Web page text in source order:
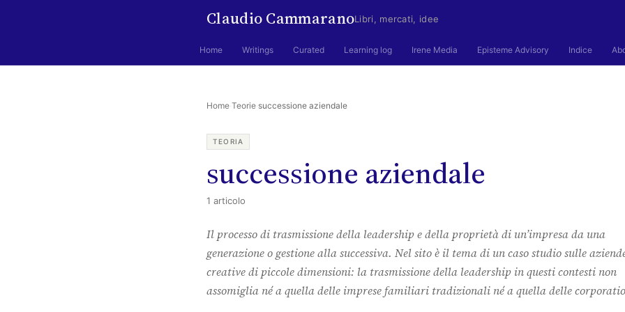
Claudio CammaranoLibri, mercati, idee
Home Writings Curated Learning log Irene Media Episteme Advisory Indice
Home·Teorie·successione aziendale
TEORIA
successione aziendale
1 articolo
Il processo di trasmissione della leadership e della proprietà di un’impresa da una
generazione o gestione alla successiva. Nel sito è il tema di un caso studio sulle
creative di piccole dimensioni: la trasmissione della leadership in questi contesti non
assomiglia né a quella delle imprese familiari tradizionali né a quella delle